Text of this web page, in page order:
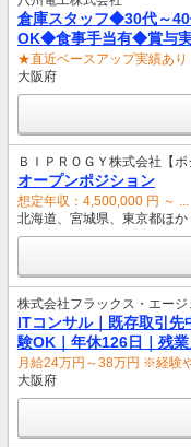
倉庫スタッフ◆30代～
OK◆食事手当有◆賞与
★直近ベースアップ実績あり
大阪府
ＢＩＰＲＯＧＹ株式会社【ポ
オープンポジション
想定年収：4,500,000 円 ～ ...
北海道、宮城県、東京都ほか
株式会社フラックス・エー
ITコンサル｜既存取引
験OK｜年休126日｜残
月給24万円～38万円 ※経験や
大阪府